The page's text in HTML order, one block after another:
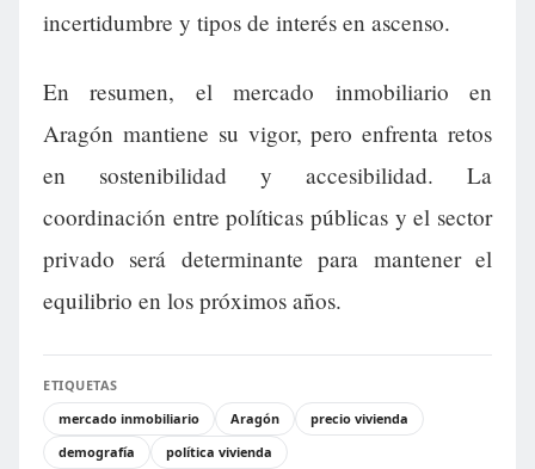
incertidumbre y tipos de interés en ascenso.
En resumen, el mercado inmobiliario en
Aragón mantiene su vigor, pero enfrenta retos
en sostenibilidad y accesibilidad. La
coordinación entre políticas públicas y el sector
privado será determinante para mantener el
equilibrio en los próximos años.
ETIQUETAS
mercado inmobiliario
Aragón
precio vivienda
demografía
política vivienda